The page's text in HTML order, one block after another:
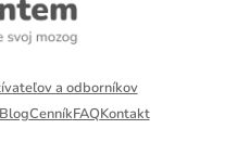
a odborníkov
BlogCenníkFAQKontakt